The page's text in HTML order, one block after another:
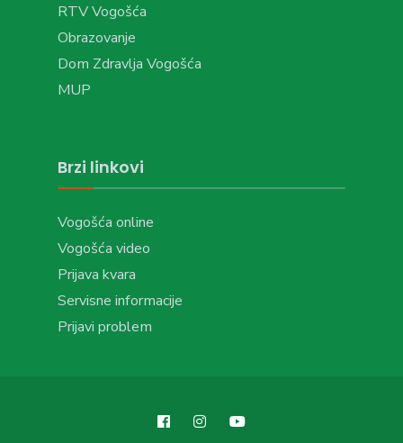
RTV Vogošća
Obrazovanje
Dom Zdravlja Vogošća
MUP
Brzi linkovi
Vogošća online
Vogošća video
Prijava kvara
Servisne informacije
Prijavi problem